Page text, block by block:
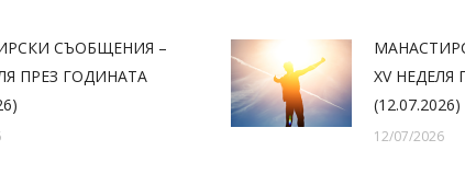
СЪОБЩЕНИЯ –
ПРЕЗ ГОДИНАТА
XV НЕДЕЛЯ
(12.07.2026)
12/07/2026